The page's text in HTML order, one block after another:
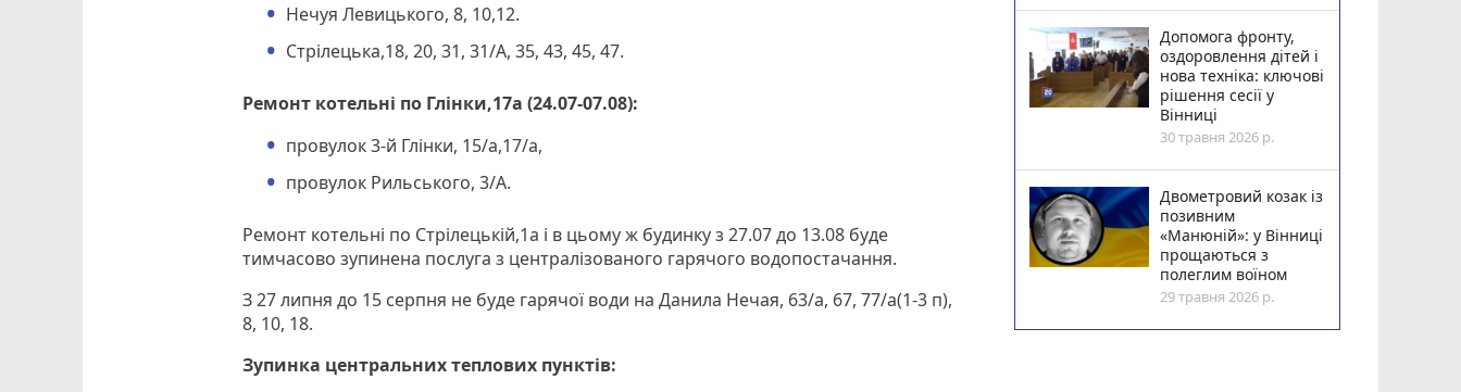
Нечуя Левицького, 8, 10,12.
Стрілецька,18, 20, 31, 31/А, 35, 43, 45, 47.
Ремонт котельні по Глінки,17а (24.07-07.08):
провулок 3-й Глінки, 15/а,17/а,
провулок Рильського, 3/А.
Ремонт котельні по Стрілецькій,1а і в цьому ж будинку з 27.07 до 13.08 буде
тимчасово зупинена послуга з централізованого гарячого водопостачання.
З 27 липня до 15 серпня не буде гарячої води на Данила Нечая, 63/а, 67, 77/а(1-3 п),
8, 10, 18.
Зупинка центральних теплових пунктів:
Допомога фронту,
оздоровлення дітей і
нова техніка: ключові
рішення сесії у
Вінниці
30 травня 2026 р.
Двометровий козак із
позивним
«Манюній»: у Вінниці
прощаються з
полеглим воїном
29 травня 2026 р.